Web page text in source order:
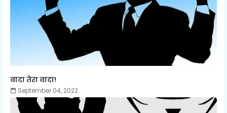
वादा तेरा वादा!
September 04, 2022